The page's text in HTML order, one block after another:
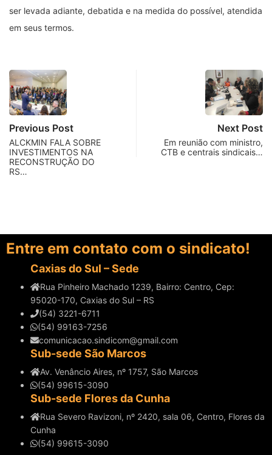
ser levada adiante, debatida e na medida do possível, atendida
em seus termos.
Previous Post
ALCKMIN FALA SOBRE
INVESTIMENTOS NA
RECONSTRUÇÃO DO
RS…
Next Post
Em reunião com ministro,
CTB e centrais sindicais…
Entre em contato com o sindicato!
Caxias do Sul – Sede
Rua Pinheiro Machado 1239, Bairro: Centro, Cep:
95020-170, Caxias do Sul – RS
(54) 3221-6711
(54) 99163-7256
comunicacao.sindicom@gmail.com
Sub-sede São Marcos
Av. Venâncio Aires, nº 1757, São Marcos
(54) 99615-3090
Sub-sede Flores da Cunha
Rua Severo Ravizoni, nº 2420, sala 06, Centro, Flores da
Cunha
(54) 99615-3090